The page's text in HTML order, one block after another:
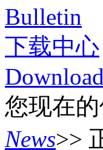
Bulletin
下载中心
Download
您现在的
News>>